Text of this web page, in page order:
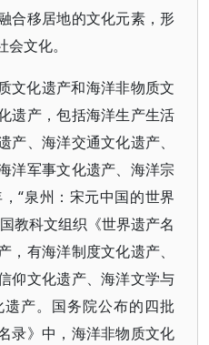
合移居地的文化元素，形
文化。
文化遗产和海洋非物质文
遗产，包括海洋生产生活
、海洋交通文化遗产、
洋军事文化遗产、海洋宗
“泉州：宋元中国的世界
教科文组织《世界遗产名
有海洋制度文化遗产、
仰文化遗产、海洋文学与
产。国务院公布的四批
录》中，海洋非物质文化